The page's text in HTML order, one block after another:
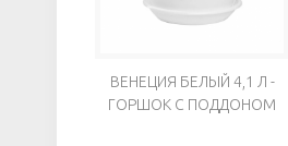
ВЕНЕЦИЯ БЕЛЫЙ 4,1 Л -
ГОРШОК С ПОДДОНОМ